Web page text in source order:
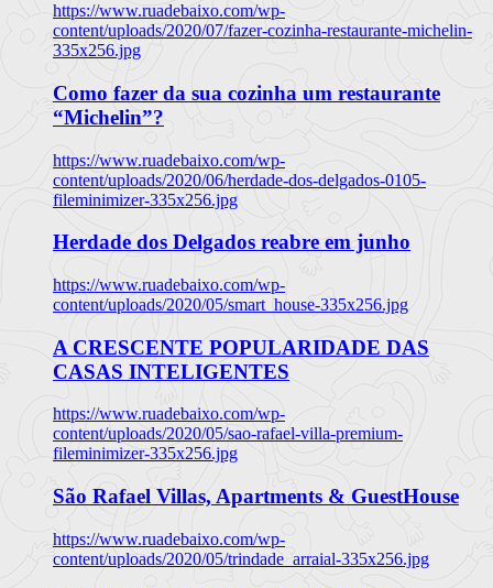
https://www.ruadebaixo.com/wp-
content/uploads/2020/07/fazer-cozinha-restaurante-michelin-
335x256.jpg
Como fazer da sua cozinha um restaurante
“Michelin”?
https://www.ruadebaixo.com/wp-
content/uploads/2020/06/herdade-dos-delgados-0105-
fileminimizer-335x256.jpg
Herdade dos Delgados reabre em junho
https://www.ruadebaixo.com/wp-
content/uploads/2020/05/smart_house-335x256.jpg
A CRESCENTE POPULARIDADE DAS
CASAS INTELIGENTES
https://www.ruadebaixo.com/wp-
content/uploads/2020/05/sao-rafael-villa-premium-
fileminimizer-335x256.jpg
São Rafael Villas, Apartments & GuestHouse
https://www.ruadebaixo.com/wp-
content/uploads/2020/05/trindade_arraial-335x256.jpg